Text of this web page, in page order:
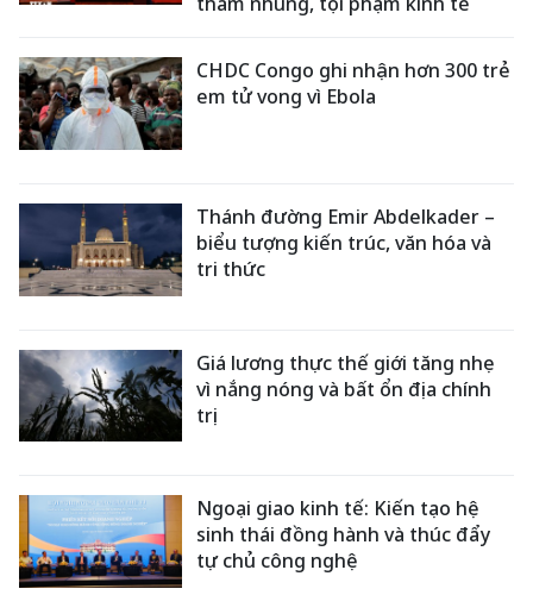
CHDC Congo ghi nhận hơn 300 trẻ
em tử vong vì Ebola
Thánh đường Emir Abdelkader –
biểu tượng kiến trúc, văn hóa và
tri thức
Giá lương thực thế giới tăng nhẹ
vì nắng nóng và bất ổn địa chính
trị
Ngoại giao kinh tế: Kiến tạo hệ
sinh thái đồng hành và thúc đẩy
tự chủ công nghệ